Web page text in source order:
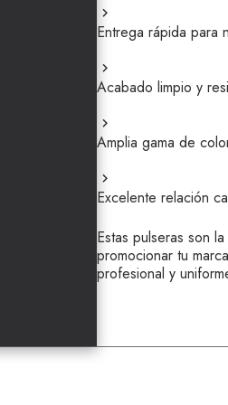
Entrega rápida para
Acabado limpio y
Amplia gama de
Excelente relación
Estas pulseras son
promocionar tu
profesional y